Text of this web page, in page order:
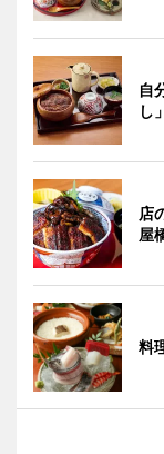
自
し
店
屋
料